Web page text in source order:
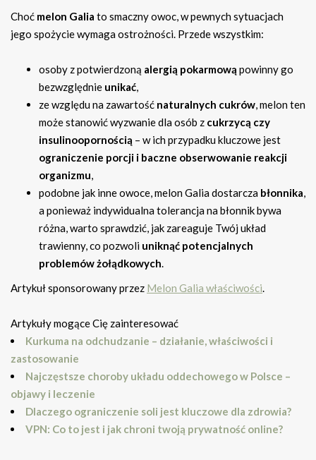
Choć melon Galia to smaczny owoc, w pewnych sytuacjach
jego spożycie wymaga ostrożności. Przede wszystkim:
osoby z potwierdzoną alergią pokarmową powinny go
bezwzględnie unikać,
ze względu na zawartość naturalnych cukrów, melon ten
może stanowić wyzwanie dla osób z cukrzycą czy
insulinoopornością – w ich przypadku kluczowe jest
ograniczenie porcji i baczne obserwowanie reakcji
organizmu,
podobne jak inne owoce, melon Galia dostarcza błonnika,
a ponieważ indywidualna tolerancja na błonnik bywa
różna, warto sprawdzić, jak zareaguje Twój układ
trawienny, co pozwoli uniknąć potencjalnych
problemów żołądkowych.
Artykuł sponsorowany przez Melon Galia właściwości.
Artykuły mogące Cię zainteresować
Kurkuma na odchudzanie – działanie, właściwości i
zastosowanie
Najczęstsze choroby układu oddechowego w Polsce –
objawy i leczenie
Dlaczego ograniczenie soli jest kluczowe dla zdrowia?
VPN: Co to jest i jak chroni twoją prywatność online?